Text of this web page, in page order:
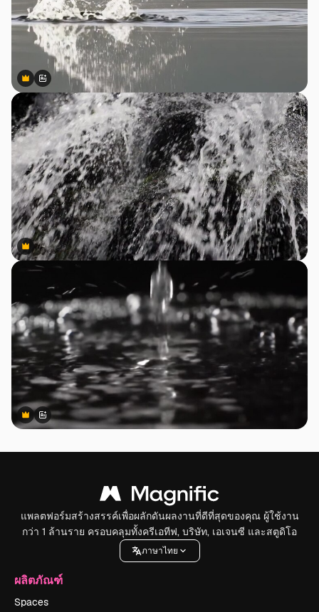
Premium
Premium
สร้างขึ้นโดย AI
Premium
Premium
Premium
Premium
สร้างขึ้นโดย AI
แพลตฟอร์มสร้างสรรค์เพื่อผลักดันผลงานที่ดีที่สุดของคุณ ผู้ใช้งาน
กว่า 1 ล้านราย ครอบคลุมทั้งครีเอทีฟ, บริษัท, เอเจนซี และสตูดิโอ
ภาษาไทย
ผลิตภัณฑ์
Spaces